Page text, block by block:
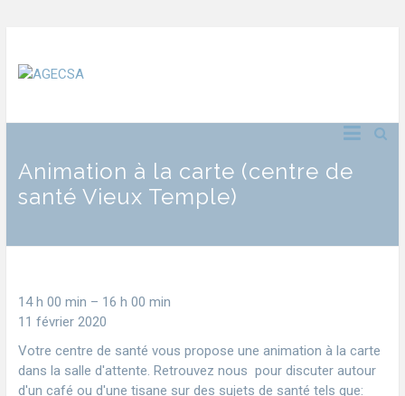
Animation à la carte (centre de
santé Vieux Temple)
14 h 00 min – 16 h 00 min
11 février 2020
Votre centre de santé vous propose une animation à la carte
dans la salle d'attente. Retrouvez nous pour discuter autour
d'un café ou d'une tisane sur des sujets de santé tels que: